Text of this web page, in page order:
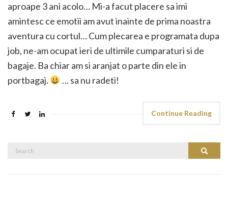
aproape 3 ani acolo… Mi-a facut placere sa imi
amintesc ce emotii am avut inainte de prima noastra
aventura cu cortul… Cum plecarea e programata dupa
job, ne-am ocupat ieri de ultimile cumparaturi si de
bagaje. Ba chiar am si aranjat o parte din ele in
portbagaj.
… sa nu radeti!
Continue Reading
Search